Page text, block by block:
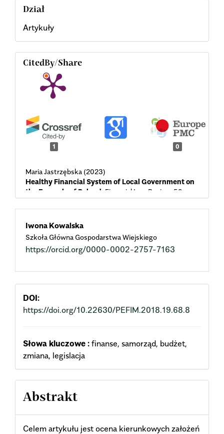
Dział
Artykuły
CitedBy/Share
1 0
Maria Jastrzębska (2023)
Healthy Financial System of Local Government on
the Example of Poland. Financial Law Review, 59.
Main
Article
Content
Iwona Kowalska
Szkoła Główna Gospodarstwa Wiejskiego
https://orcid.org/0000-0002-2757-7163
DOI:
https://doi.org/10.22630/PEFIM.2018.19.68.8
Słowa kluczowe : finanse, samorząd, budżet,
zmiana, legislacja
Abstrakt
Celem artykułu jest ocena kierunkowych założeń